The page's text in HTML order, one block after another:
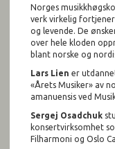
Norges
verk virkelig
og levende. De
over hele kloden
blant norske og
Lars Lien er
«Årets Musiker» av
amanuensis ved
Sergej Osadchuk
konsertvirksomhet
Filharmoni og Oslo